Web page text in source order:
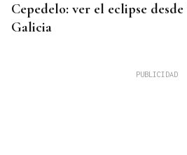
Cepedelo: ver el eclipse
Galicia